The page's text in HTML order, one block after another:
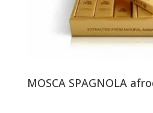
MOSCA SPAGNOLA